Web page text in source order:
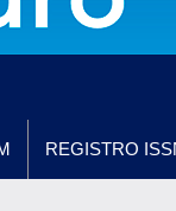
REGISTRO